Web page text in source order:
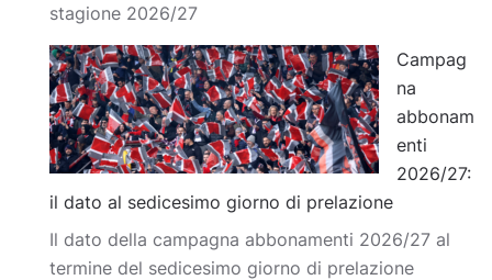
stagione 2026/27
Campag
na
abbonam
enti
2026/27:
il dato al sedicesimo giorno di prelazione
Il dato della campagna abbonamenti 2026/27 al
termine del sedicesimo giorno di prelazione